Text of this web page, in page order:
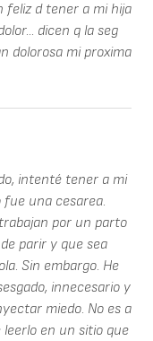
feliz d tener a mi hija
dicen q la seg
dolorosa mi proxima
intenté tener a mi
fue una cesarea.
por un parto
parir y que sea
Sin embargo. He
innecesario y
miedo. No es a
leerlo en un sitio que